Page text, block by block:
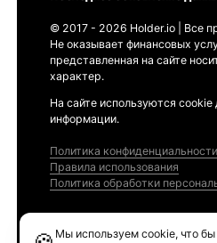
© 2017 - 2026 Holder.io | Все
Не оказывает финансовых
представленная на сайте
характер.
На сайте используются cookie
информации.
Политика конфиденциальности
Правила использования
Политика обработки
Мы используем cookie, что